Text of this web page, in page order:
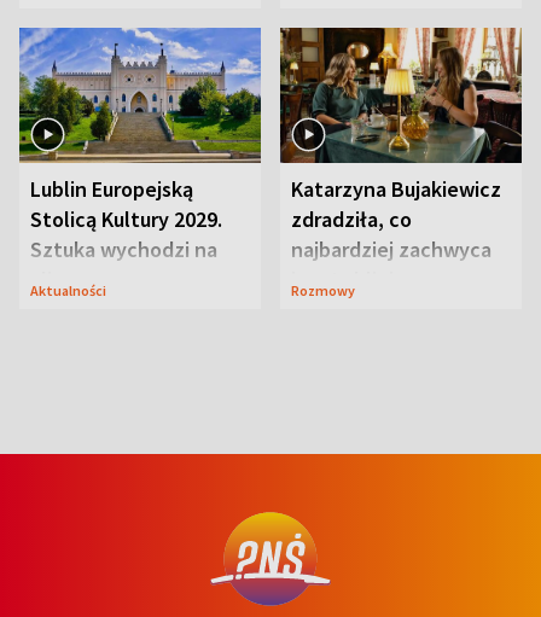
Lublin Europejską
Stolicą Kultury 2029.
Sztuka wychodzi na
ulice
Aktualności
Katarzyna Bujakiewicz
zdradziła, co
najbardziej zachwyca
ją w Lublinie
Rozmowy